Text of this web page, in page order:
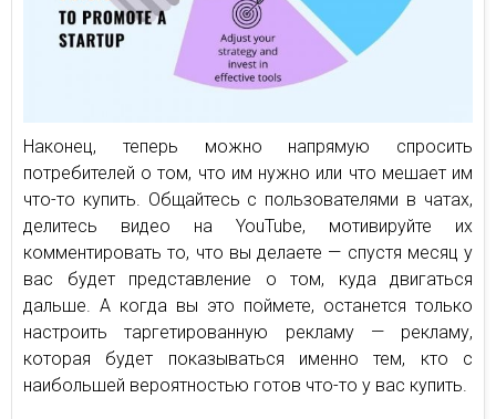
Наконец, теперь можно напрямую спросить
потребителей о том, что им нужно или что мешает им
что-то купить. Общайтесь с пользователями в чатах,
делитесь видео на YouTube, мотивируйте их
комментировать то, что вы делаете — спустя месяц у
вас будет представление о том, куда двигаться
дальше. А когда вы это поймете, останется только
настроить таргетированную рекламу — рекламу,
которая будет показываться именно тем, кто с
наибольшей вероятностью готов что-то у вас купить.